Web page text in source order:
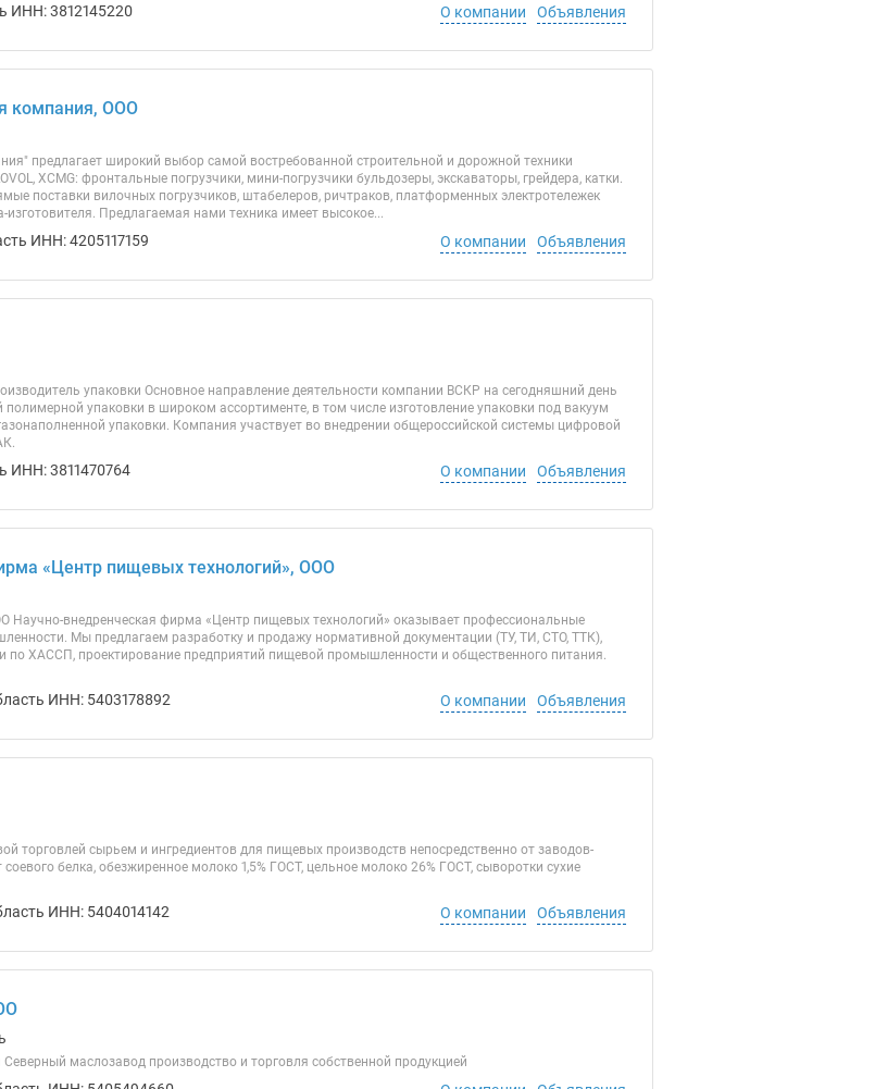
ИНН: 3812145220 О компании Объявления
компания, ООО
предлагает широкий выбор самой востребованной строительной и дорожной техники
XCMG: фронтальные погрузчики, мини-погрузчики бульдозеры, экскаваторы, грейдера, катки.
поставки вилочных погрузчиков, штабелеров, ричтраков, платформенных электротележек
изготовителя. Предлагаемая нами техника имеет высокое...
ИНН: 4205117159 О компании Объявления
упаковки Основное направление деятельности компании ВСКР на сегодняшний день
полимерной упаковки в широком ассортименте, в том числе изготовление упаковки под вакуум
упаковки. Компания участвует во внедрении общероссийской системы цифровой
ИНН: 3811470764 О компании Объявления
«Центр пищевых технологий», ООО
Научно-внедренческая фирма «Центр пищевых технологий» оказывает профессиональные
Мы предлагаем разработку и продажу нормативной документации (ТУ, ТИ, СТО, ТТК),
по ХАССП, проектирование предприятий пищевой промышленности и общественного питания.
ИНН: 5403178892 О компании Объявления
торговлей сырьем и ингредиентов для пищевых производств непосредственно от заводов-
белка, обезжиренное молоко 1,5% ГОСТ, цельное молоко 26% ГОСТ, сыворотки сухие
ИНН: 5404014142 О компании Объявления
маслозавод производство и торговля собственной продукцией